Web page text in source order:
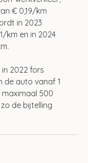
€ 0,19/km
in 2023
km en in 2024
2022 fors
de auto vanaf 1
500
de bijtelling